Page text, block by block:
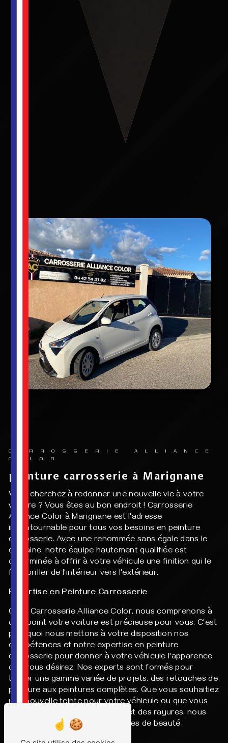
CARROSSERIE ALLIANCE
COLOR
peinture carrosserie à Marignane
Vous cherchez à redonner une nouvelle vie à votre
voiture ? Vous êtes au bon endroit ! Carrosserie
Alliance Color à Marignane est l'adresse
incontournable pour tous vos besoins en peinture
carrosserie. Avec une renommée sans égale dans le
domaine, notre équipe hautement qualifiée est
déterminée à offrir à votre véhicule une finition qui le
fera briller de l'intérieur vers l'extérieur.
Expertise en Peinture Carrosserie
Chez Carrosserie Alliance Color, nous comprenons à
quel point votre voiture est précieuse pour vous. C'est
pourquoi nous mettons à votre disposition nos
compétences et notre expertise en peinture
carrosserie pour donner à votre véhicule l'apparence
que vous désirez. Nos experts sont formés pour
traiter une gamme variée de projets, des retouches de
peinture aux peintures complètes. Que vous souhaitiez
une nouvelle teinte pour votre véhicule ou que vous
cherchiez à réparer des éclats et des rayures, nous
sommes là pour réaliser vos rêves de beauté